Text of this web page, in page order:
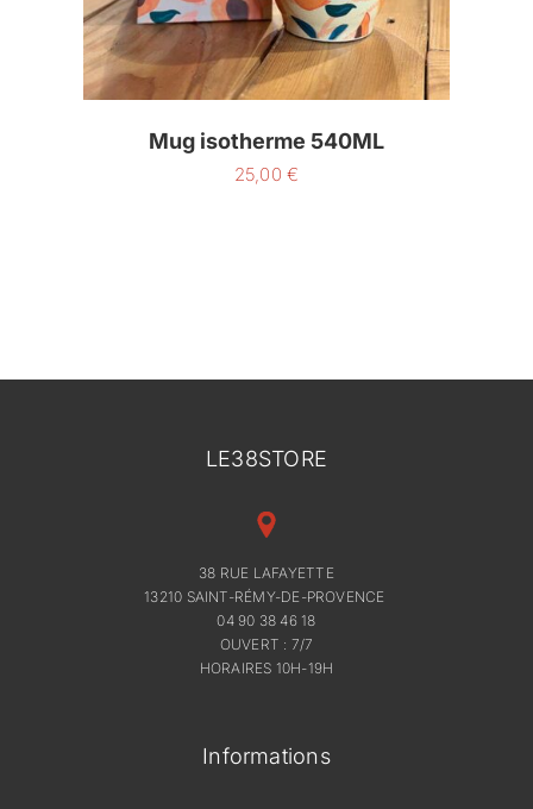
ÊTRE
CHOISIES
SUR
LA
Mug isotherme 540ML
25,00€
LE38STORE
38 RUE LAFAYETTE
13210 SAINT-RÉMY-DE-PROVENCE
04 90 38 46 18
OUVERT : 7/7
HORAIRES 10H-19H
Informations